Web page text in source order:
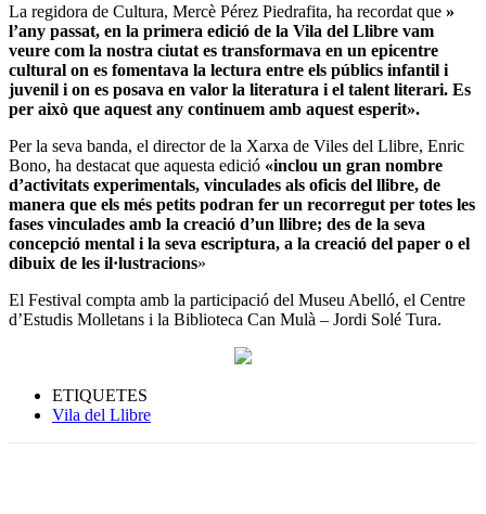
La regidora de Cultura, Mercè Pérez Piedrafita, ha recordat que »
l’any passat, en la primera edició de la Vila del Llibre vam
veure com la nostra ciutat es transformava en un epicentre
cultural on es fomentava la lectura entre els públics infantil i
juvenil i on es posava en valor la literatura i el talent literari. Es
per això que aquest any continuem amb aquest esperit».
Per la seva banda, el director de la Xarxa de Viles del Llibre, Enric
Bono, ha destacat que aquesta edició «inclou un gran nombre
d’activitats experimentals, vinculades als oficis del llibre, de
manera que els més petits podran fer un recorregut per totes les
fases vinculades amb la creació d’un llibre; des de la seva
concepció mental i la seva escriptura, a la creació del paper o el
dibuix de les il·lustracions»
El Festival compta amb la participació del Museu Abelló, el Centre
d’Estudis Molletans i la Biblioteca Can Mulà – Jordi Solé Tura.
ETIQUETES
Vila del Llibre